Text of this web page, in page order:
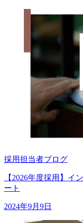
採用担当者ブログ
【2026年度採用】イ
ート
2024年9月9日